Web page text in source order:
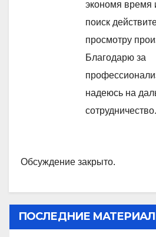
экономя время
поиск
просмотру
Благодарю за
надеюсь на
Обсуждение закрыто.
ПОСЛЕДНИЕ